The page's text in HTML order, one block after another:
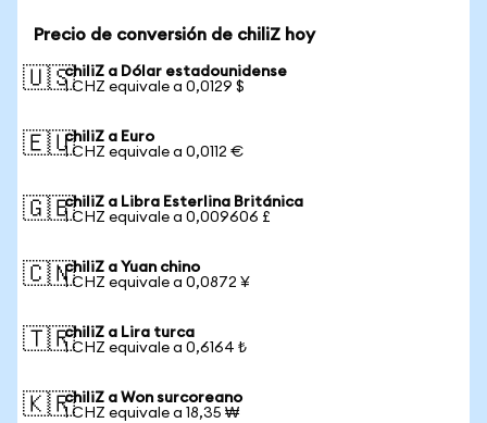
Precio de conversión de chiliZ hoy
🇺🇸chiliZ a Dólar estadounidense
1 CHZ equivale a 0,0129 $
🇪🇺chiliZ a Euro
1 CHZ equivale a 0,0112 €
🇬🇧chiliZ a Libra Esterlina Británica
1 CHZ equivale a 0,009606 £
🇨🇳chiliZ a Yuan chino
1 CHZ equivale a 0,0872 ¥
🇹🇷chiliZ a Lira turca
1 CHZ equivale a 0,6164 ₺
🇰🇷chiliZ a Won surcoreano
1 CHZ equivale a 18,35 ₩